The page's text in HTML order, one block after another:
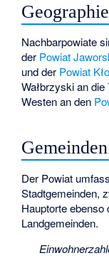
Geographie
Nachbarpowiate
der Powiat
und der Powiat
Wałbrzyski an die
Westen an den
Gemeinden
Der Powiat
Stadtgemeinden,
Hauptorte
Landgemeinden.